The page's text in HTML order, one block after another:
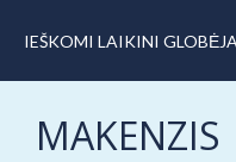
IEŠKOMI LAIKINI
MAKENZIS